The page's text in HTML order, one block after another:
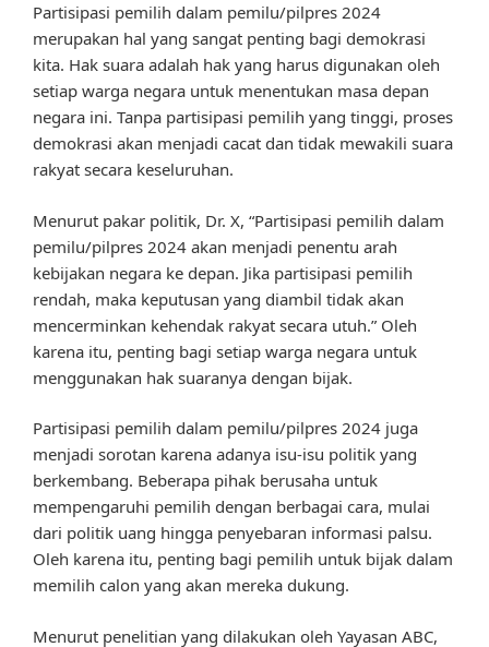
Partisipasi pemilih dalam pemilu/pilpres 2024
merupakan hal yang sangat penting bagi demokrasi
kita. Hak suara adalah hak yang harus digunakan oleh
setiap warga negara untuk menentukan masa depan
negara ini. Tanpa partisipasi pemilih yang tinggi, proses
demokrasi akan menjadi cacat dan tidak mewakili suara
rakyat secara keseluruhan.
Menurut pakar politik, Dr. X, “Partisipasi pemilih dalam
pemilu/pilpres 2024 akan menjadi penentu arah
kebijakan negara ke depan. Jika partisipasi pemilih
rendah, maka keputusan yang diambil tidak akan
mencerminkan kehendak rakyat secara utuh.” Oleh
karena itu, penting bagi setiap warga negara untuk
menggunakan hak suaranya dengan bijak.
Partisipasi pemilih dalam pemilu/pilpres 2024 juga
menjadi sorotan karena adanya isu-isu politik yang
berkembang. Beberapa pihak berusaha untuk
mempengaruhi pemilih dengan berbagai cara, mulai
dari politik uang hingga penyebaran informasi palsu.
Oleh karena itu, penting bagi pemilih untuk bijak dalam
memilih calon yang akan mereka dukung.
Menurut penelitian yang dilakukan oleh Yayasan ABC,